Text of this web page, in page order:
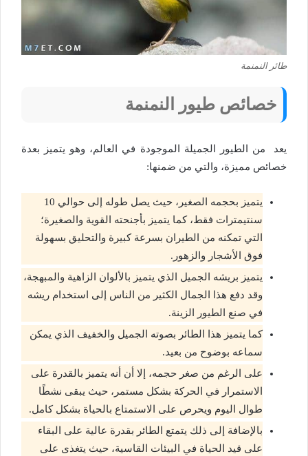
طائر النمنمة
خصائص طيور النمنمة
يعد من الطيور الجميلة الموجودة في العالم، وهو يتميز بعدة
خصائص مميزة، والتي من ضمنها:
يتميز بحجمه الصغير، حيث يصل طوله إلى حوالي 10
سنتيمترات فقط، كما يتميز بأجنحته القوية والصغيرة؛
التي تمكنه من الطيران بسرعة كبيرة والتحليق بسهولة
فوق الأشجار والزهور.
يتميز بريشه الجميل الذي يتميز بالألوان الزاهية والمبهجة،
وقد دفع هذا الجمال الكثير من الناس إلى استخدام ريشه
في صنع الطيور الزينة.
كما يتميز هذا الطائر بصوته الجميل والخفيف الذي يمكن
سماعه بوضوح من بعيد.
على الرغم من صغر حجمه، إلا أن أنه يتميز بالقدرة على
الاستمرار في الحركة بشكل مستمر، حيث يبقى نشطًا
طوال اليوم ويحرص على الاستمتاع بالحياة بشكل كامل.
بالإضافة إلى ذلك يتمتع الطائر بقدرة عالية على البقاء
على قيد الحياة في البيئات القاسية، حيث يتغذى على